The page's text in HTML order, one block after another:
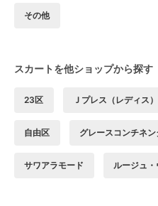
その他
スカートを他ショップから探す
23区 Ｊプレス（レディス）
自由区 グレースコンチネン
サワアラモード ルージュ・